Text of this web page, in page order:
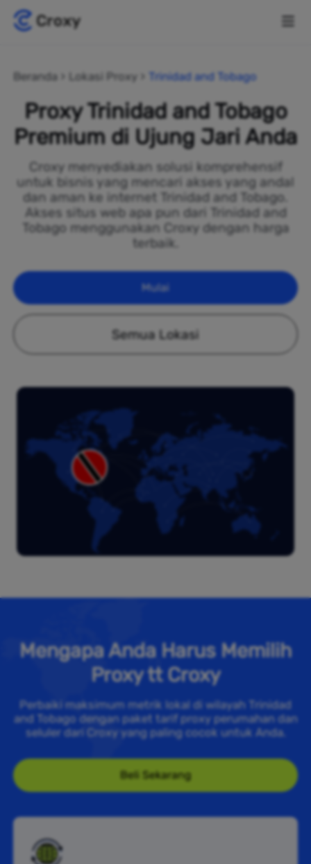
Beranda Lokasi Proxy Trinidad and Tobago
Proxy Trinidad and Tobago
Premium di Ujung Jari Anda
Croxy menyediakan solusi komprehensif
untuk bisnis yang mencari akses yang andal
dan aman ke internet Trinidad and Tobago.
Akses situs web apa pun dari Trinidad and
Tobago menggunakan Croxy dengan harga
terbaik.
Mulai
Semua Lokasi
Mengapa Anda Harus Memilih
Proxy tt Croxy
Perbaiki maksimum metrik lokal di wilayah Trinidad
and Tobago dengan paket tarif proxy perumahan dan
seluler dari Croxy yang paling cocok untuk Anda.
Beli Sekarang